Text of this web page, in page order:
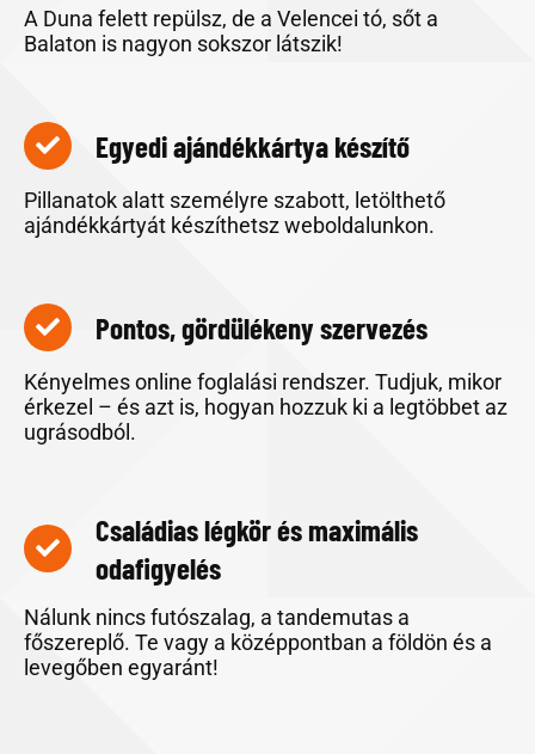
A Duna felett repülsz, de a Velencei tó, sőt a
Balaton is nagyon sokszor látszik!
Egyedi ajándékkártya készítő
Pillanatok alatt személyre szabott, letölthető
ajándékkártyát készíthetsz weboldalunkon.
Pontos, gördülékeny szervezés
Kényelmes online foglalási rendszer. Tudjuk, mikor
érkezel – és azt is, hogyan hozzuk ki a legtöbbet az
ugrásodból.
Családias légkör és maximális
odafigyelés
Nálunk nincs futószalag, a tandemutas a
főszereplő. Te vagy a középpontban a földön és a
levegőben egyaránt!